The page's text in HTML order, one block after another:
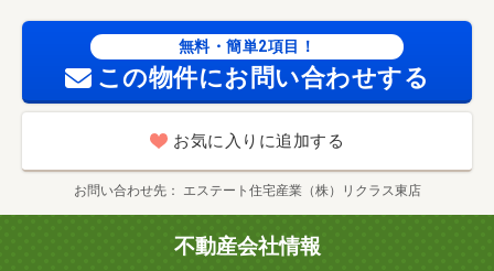
無料・簡単2項目！
この物件にお問い合わせする
お気に入りに追加する
お問い合わせ先 エステート住宅産業（株）リクラス東店
不動産会社情報